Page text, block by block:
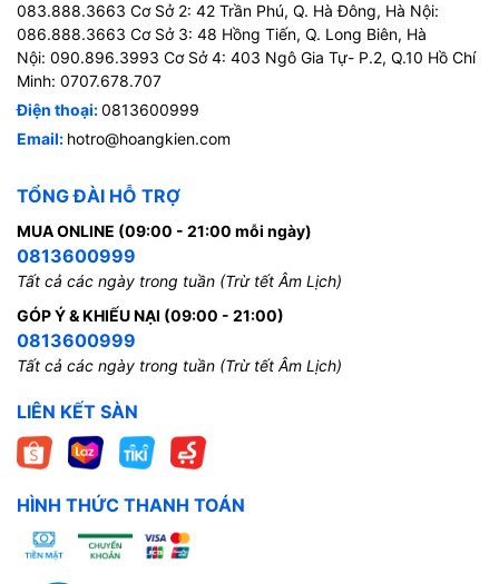
083.888.3663 Cơ Sở 2: 42 Trần Phú, Q. Hà Đông, Hà Nội:
086.888.3663 Cơ Sở 3: 48 Hồng Tiến, Q. Long Biên, Hà
Nội: 090.896.3993 Cơ Sở 4: 403 Ngô Gia Tự- P.2, Q.10 Hồ Chí
Minh: 0707.678.707
Điện thoại:0813600999
Email: hotro@hoangkien.com
TỔNG ĐÀI HỖ TRỢ
MUA ONLINE (09:00 - 21:00 mỗi ngày)
0813600999
Tất cả các ngày trong tuần (Trừ tết Âm Lịch)
GÓP Ý & KHIẾU NẠI (09:00 - 21:00)
0813600999
Tất cả các ngày trong tuần (Trừ tết Âm Lịch)
LIÊN KẾT SÀN
HÌNH THỨC THANH TOÁN